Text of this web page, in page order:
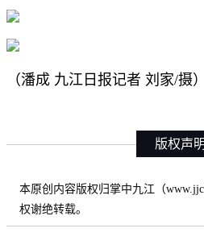
（潘成 九江日报记者 刘家/摄）
版权声明
本原创内容版权归掌中九江（
权谢绝转载。